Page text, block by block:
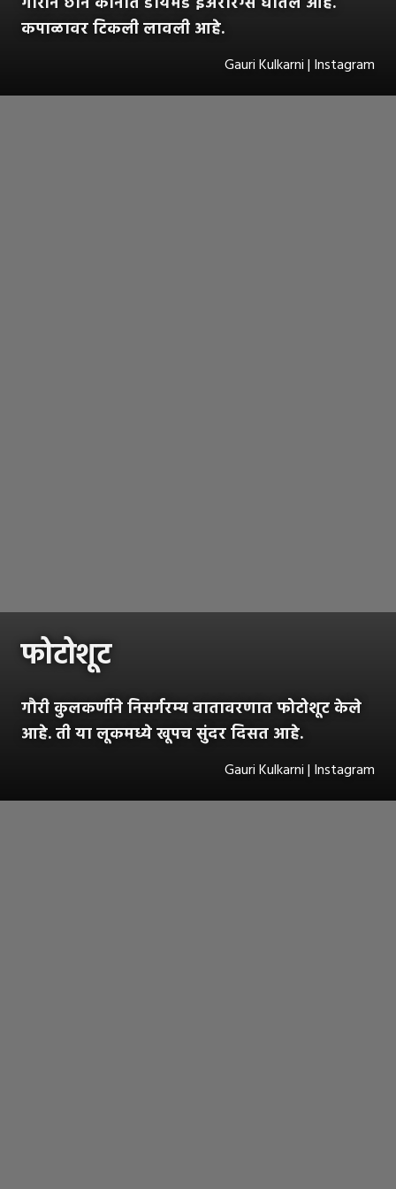
कपाळावर टिकली लावली आहे.
Gauri Kulkarni | Instagram
फोटोशूट
गौरी कुलकर्णीने निसर्गरम्य वातावरणात फोटोशूट केले
आहे. ती या लूकमध्ये खूपच सुंदर दिसत आहे.
Gauri Kulkarni | Instagram